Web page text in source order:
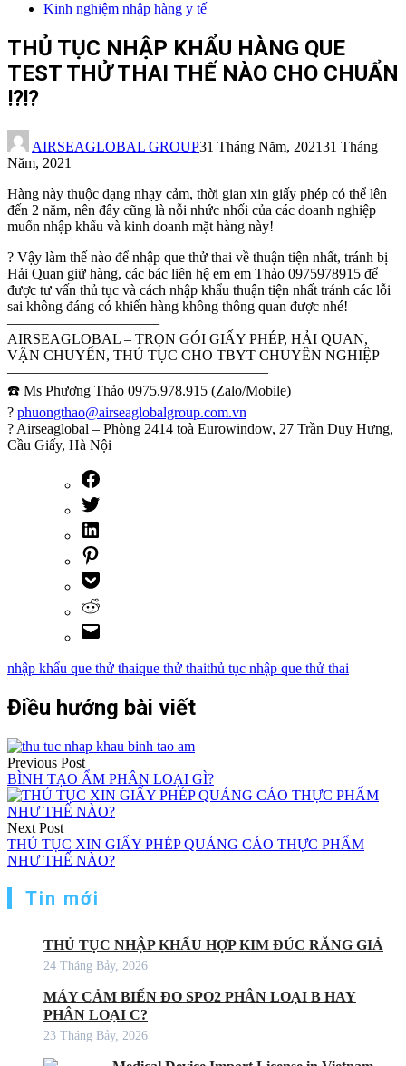
Kinh nghiệm nhập hàng y tế
THỦ TỤC NHẬP KHẨU HÀNG QUE
TEST THỬ THAI THẾ NÀO CHO CHUẨN
⁉️⁉️
AIRSEAGLOBAL GROUP31 Tháng Năm, 202131 Tháng
Năm, 2021
Hàng này thuộc dạng nhạy cảm, thời gian xin giấy phép có thể lên
đến 2 năm, nên đây cũng là nỗi nhức nhối của các doanh nghiệp
muốn nhập khẩu và kinh doanh mặt hàng này!
? Vậy làm thế nào để nhập que thử thai về thuận tiện nhất, tránh bị
Hải Quan giữ hàng, các bác liên hệ em em Thảo 0975978915 để
được tư vấn thủ tục và cách nhập khẩu thuận tiện nhất tránh các lỗi
sai không đáng có khiến hàng không thông quan được nhé!
——————————–
AIRSEAGLOBAL – TRỌN GÓI GIẤY PHÉP, HẢI QUAN,
VẬN CHUYỂN, THỦ TỤC CHO TBYT CHUYÊN NGHIỆP
——————————————————
☎️ Ms Phương Thảo 0975.978.915 (Zalo/Mobile)
? phuongthao@airseaglobalgroup.com.vn
? Airseaglobal – Phòng 2414 toà Eurowindow, 27 Trần Duy Hưng,
Cầu Giấy, Hà Nội
nhập khẩu que thử thaique thử thaithủ tục nhập que thử thai
Điều hướng bài viết
Previous Post
BÌNH TẠO ẨM PHÂN LOẠI GÌ?
Next Post
THỦ TỤC XIN GIẤY PHÉP QUẢNG CÁO THỰC PHẨM
NHƯ THẾ NÀO?
Tin mới
THỦ TỤC NHẬP KHẨU HỢP KIM ĐÚC RĂNG GIẢ
24 Tháng Bảy, 2026
MÁY CẢM BIẾN ĐO SPO2 PHÂN LOẠI B HAY
PHÂN LOẠI C?
23 Tháng Bảy, 2026